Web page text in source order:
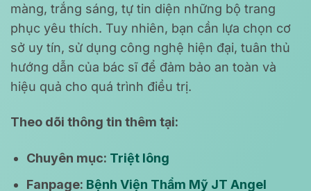
màng, trắng sáng, tự tin diện những bộ trang
phục yêu thích. Tuy nhiên, bạn cần lựa chọn cơ
sở uy tín, sử dụng công nghệ hiện đại, tuân thủ
hướng dẫn của bác sĩ để đảm bảo an toàn và
hiệu quả cho quá trình điều trị.
Theo dõi thông tin thêm tại:
Chuyên mục: Triệt lông
Fanpage: Bệnh Viện Thẩm Mỹ JT Angel